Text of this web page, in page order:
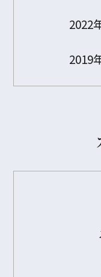
2022
2019